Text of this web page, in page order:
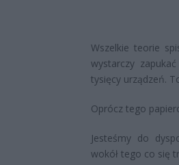
Wszelkie teorie
wystarczy
tysięcy urządzeń.
Oprócz tego
Jesteśmy do
wokół tego co się